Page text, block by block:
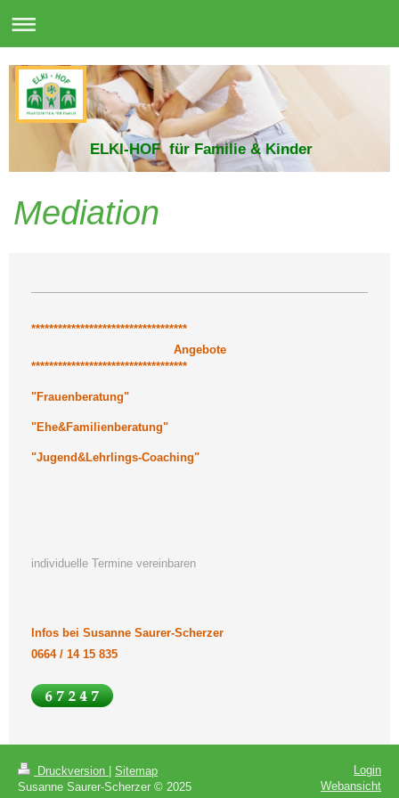
ELKI-HOF für Familie & Kinder
Mediation
***********************************
Angebote
***********************************
"Frauenberatung"
"Ehe&Familienberatung"
"Jugend&Lehrlings-Coaching"
individuelle Termine vereinbaren
Infos bei Susanne Saurer-Scherzer
0664 / 14 15 835
Druckversion | Sitemap
Susanne Saurer-Scherzer © 2025
Login
Webansicht